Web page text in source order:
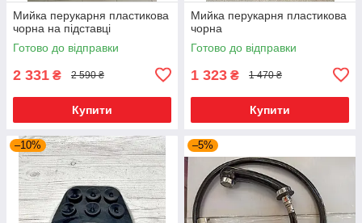
Мийка перукарня пластикова
чорна на підставці
Готово до відправки
2 331 ₴ 2 590 ₴
Купити
Мийка перукарня пластикова
чорна
Готово до відправки
1 323 ₴ 1 470 ₴
Купити
–10% –5%